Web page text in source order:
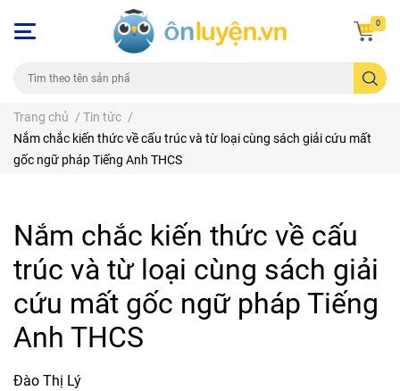
0
Trang chủ / Tin tức /
Nắm chắc kiến thức về cấu trúc và từ loại cùng sách giải cứu mất
gốc ngữ pháp Tiếng Anh THCS
Nắm chắc kiến thức về cấu
trúc và từ loại cùng sách giải
cứu mất gốc ngữ pháp Tiếng
Anh THCS
Đào Thị Lý